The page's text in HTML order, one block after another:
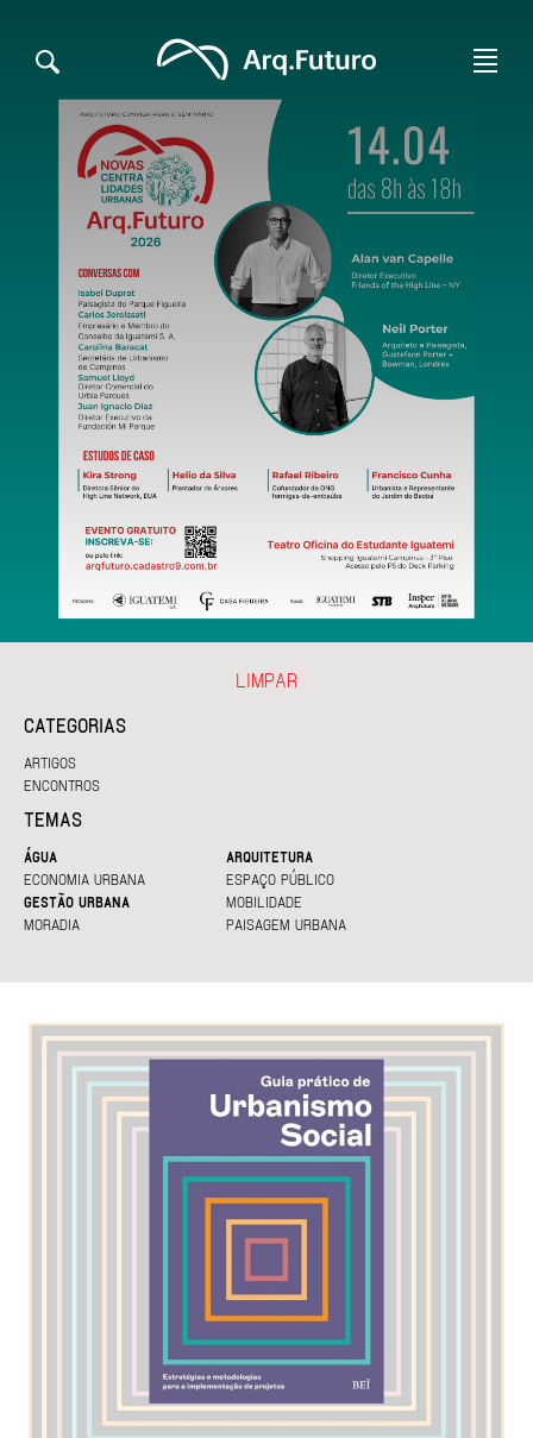
CATEGORIAS
ARTIGOS
ENCONTROS
TEMAS
ÁGUA
ARQUITETURA
ECONOMIA URBANA
ESPAÇO PÚBLICO
GESTÃO URBANA
MOBILIDADE
MORADIA
PAISAGEM URBANA
LIMPAR